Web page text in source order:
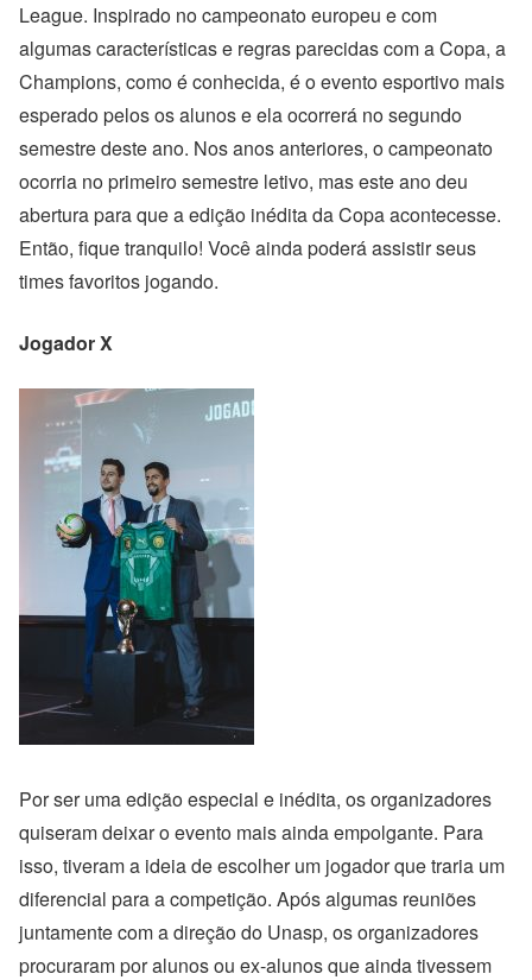
League. Inspirado no campeonato europeu e com
algumas características e regras parecidas com a Copa, a
Champions, como é conhecida, é o evento esportivo mais
esperado pelos os alunos e ela ocorrerá no segundo
semestre deste ano. Nos anos anteriores, o campeonato
ocorria no primeiro semestre letivo, mas este ano deu
abertura para que a edição inédita da Copa acontecesse.
Então, fique tranquilo! Você ainda poderá assistir seus
times favoritos jogando.
Jogador X
Por ser uma edição especial e inédita, os organizadores
quiseram deixar o evento mais ainda empolgante. Para
isso, tiveram a ideia de escolher um jogador que traria um
diferencial para a competição. Após algumas reuniões
juntamente com a direção do Unasp, os organizadores
procuraram por alunos ou ex-alunos que ainda tivessem